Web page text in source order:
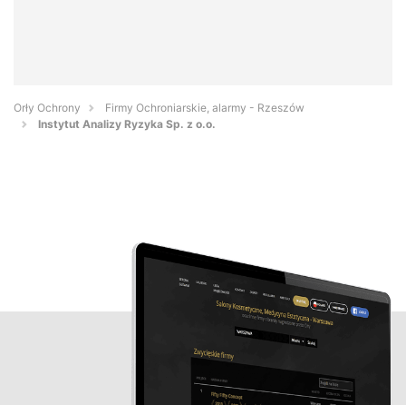
Orły Ochrony
Firmy Ochroniarskie, alarmy - Rzeszów
Instytut Analizy Ryzyka Sp. z o.o.